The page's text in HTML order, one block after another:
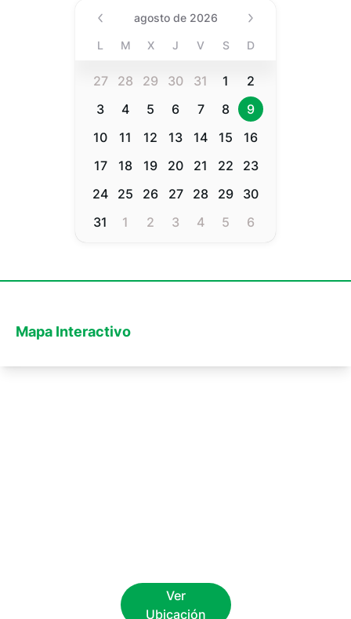
Date (Min Date Value),
agosto de 2026
L M X J V S D
27 28 29 30 31 1
2
3
4 5 6 7 8
9
10
11 12 13 14 15
16
17
18 19 20 21 22
23
24
25 26 27 28 29
30
31
1 2 3 4 5 6
Mapa Interactivo
Ver
Ubicación